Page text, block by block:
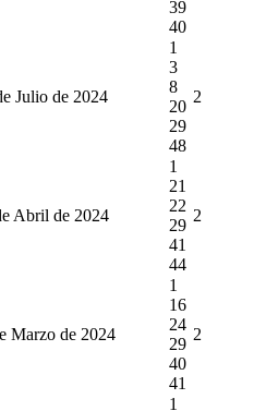
39
40
Julio de 2024
1
3
8
20
29
48
2
Abril de 2024
1
21
22
29
41
44
2
Marzo de 2024
1
16
24
29
40
41
2
1